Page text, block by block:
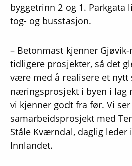
byggetrinn 2 og 1. Parkgata
tog- og busstasjon.
– Betonmast kjenner
tidligere prosjekter, så det
være med å realisere et nytt
næringsprosjekt i byen i lag
vi kjenner godt fra før. Vi
samarbeidsprosjekt med
Ståle Kværndal, daglig leder
Innlandet.